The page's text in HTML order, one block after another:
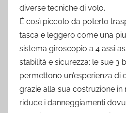
diverse tecniche di volo.
É così piccolo da poterlo
tasca e leggero come una
sistema giroscopio a 4 assi
stabilità e sicurezza; le sue 3
permettono un’esperienza di
grazie alla sua costruzione in
riduce i danneggiamenti